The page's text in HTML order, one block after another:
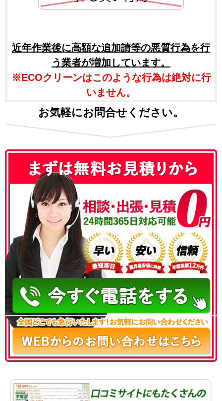
近年作業後に高額な追加請等の悪質行為を行
う業者が増加しています。
※ECOクリーンはこのような行為は絶対に行
いません。
お気軽にお問合せください。
050-3186-4780